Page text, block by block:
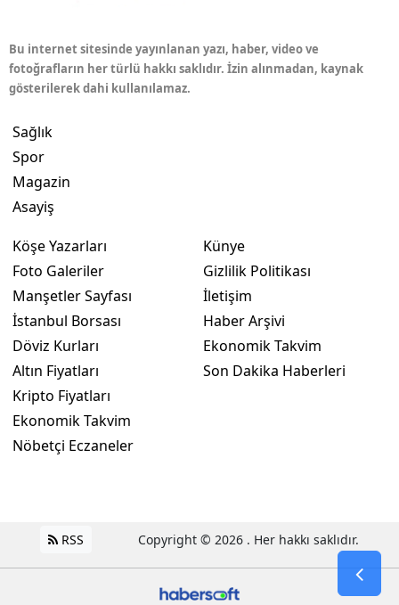
Bu internet sitesinde yayınlanan yazı, haber, video ve
fotoğrafların her türlü hakkı saklıdır. İzin alınmadan, kaynak
gösterilerek dahi kullanılamaz.
Sağlık
Spor
Magazin
Asayiş
Köşe Yazarları
Foto Galeriler
Manşetler Sayfası
İstanbul Borsası
Döviz Kurları
Altın Fiyatları
Kripto Fiyatları
Ekonomik Takvim
Nöbetçi Eczaneler
Künye
Gizlilik Politikası
İletişim
Haber Arşivi
Ekonomik Takvim
Son Dakika Haberleri
RSS Copyright © 2026 . Her hakkı saklıdır.